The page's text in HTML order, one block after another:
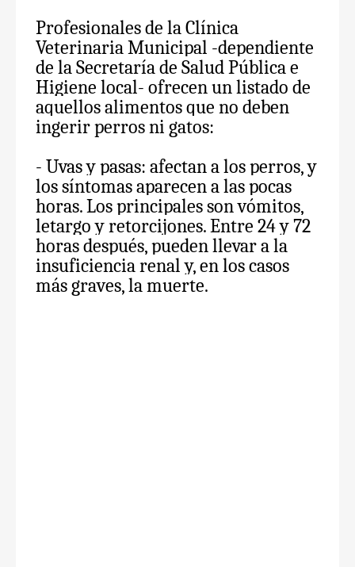
Profesionales de la Clínica
Veterinaria Municipal -dependiente
de la Secretaría de Salud Pública e
Higiene local- ofrecen un listado de
aquellos alimentos que no deben
ingerir perros ni gatos:
- Uvas y pasas: afectan a los perros, y
los síntomas aparecen a las pocas
horas. Los principales son vómitos,
letargo y retorcijones. Entre 24 y 72
horas después, pueden llevar a la
insuficiencia renal y, en los casos
más graves, la muerte.